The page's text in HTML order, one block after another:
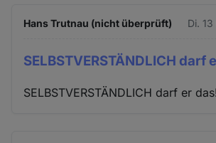
Hans Trutnau (nicht überprüft) Di.
SELBSTVERSTÄNDLICH darf
SELBSTVERSTÄNDLICH darf er das!